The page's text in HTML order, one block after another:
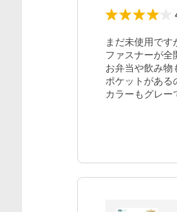
まだ未使用です
ファスナーが全
お弁当や飲み物
ポケットがある
カラーもグレー